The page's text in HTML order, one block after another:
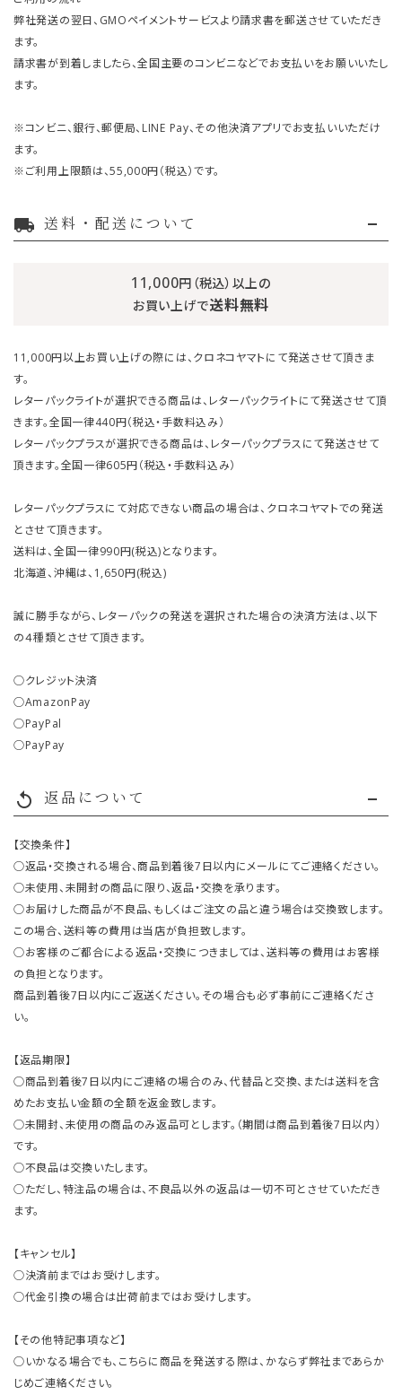
弊社発送の翌日、GMOペイメントサービスより請求書を郵送させていただき
ます。
請求書が到着しましたら、全国主要のコンビニなどでお支払いをお願いいたし
ます。
※コンビニ、銀行、郵便局、LINE Pay、その他決済アプリでお支払いいただけ
ます。
※ご利用上限額は、55,000円（税込）です。
local_shipping 送料・配送について
11,000円（税込）以上の
お買い上げで送料無料
11,000円以上お買い上げの際には、クロネコヤマトにて発送させて頂きま
す。
レターパックライトが選択できる商品は、レターパックライトにて発送させて頂
きます。全国一律440円（税込・手数料込み）
レターパックプラスが選択できる商品は、レターパックプラスにて発送させて
頂きます。全国一律605円（税込・手数料込み）
レターパックプラスにて対応できない商品の場合は、クロネコヤマトでの発送
とさせて頂きます。
送料は、全国一律990円(税込)となります。
北海道、沖縄は、1,650円(税込)
誠に勝手ながら、レターパックの発送を選択された場合の決済方法は、以下
の４種類とさせて頂きます。
○クレジット決済
○AmazonPay
○PayPal
○PayPay
replay 返品について
【交換条件】
○返品・交換される場合、商品到着後7日以内にメールにてご連絡ください。
○未使用、未開封の商品に限り、返品・交換を承ります。
○お届けした商品が不良品、もしくはご注文の品と違う場合は交換致します。
この場合、送料等の費用は当店が負担致します。
○お客様のご都合による返品・交換につきましては、送料等の費用はお客様
の負担となります。
商品到着後7日以内にご返送ください。その場合も必ず事前にご連絡くださ
い。
【返品期限】
○商品到着後7日以内にご連絡の場合のみ、代替品と交換、または送料を含
めたお支払い金額の全額を返金致します。
○未開封、未使用の商品のみ返品可とします。（期間は商品到着後7日以内）
です。
○不良品は交換いたします。
○ただし、特注品の場合は、不良品以外の返品は一切不可とさせていただき
ます。
【キャンセル】
○決済前まではお受けします。
○代金引換の場合は出荷前まではお受けします。
【その他特記事項など】
○いかなる場合でも、こちらに商品を発送する際は、かならず弊社まであらか
じめご連絡ください。